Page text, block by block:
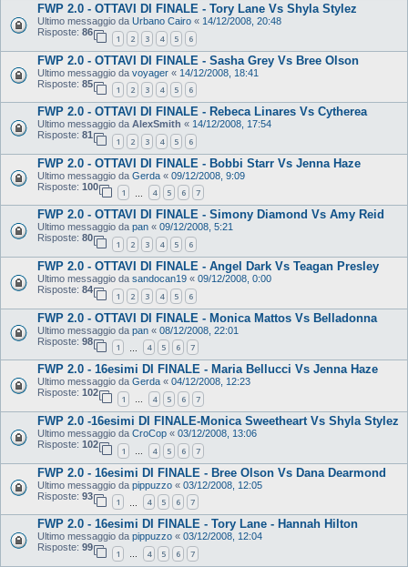
FWP 2.0 - OTTAVI DI FINALE - Tory Lane Vs Shyla Stylez
Ultimo messaggio da Urbano Cairo « 14/12/2008, 20:48
Risposte: 86
1 2 3 4 5 6
FWP 2.0 - OTTAVI DI FINALE - Sasha Grey Vs Bree Olson
Ultimo messaggio da voyager « 14/12/2008, 18:41
Risposte: 85
1 2 3 4 5 6
FWP 2.0 - OTTAVI DI FINALE - Rebeca Linares Vs Cytherea
Ultimo messaggio da AlexSmith « 14/12/2008, 17:54
Risposte: 81
1 2 3 4 5 6
FWP 2.0 - OTTAVI DI FINALE - Bobbi Starr Vs Jenna Haze
Ultimo messaggio da Gerda « 09/12/2008, 9:09
Risposte: 100
1 4 5 6 7
FWP 2.0 - OTTAVI DI FINALE - Simony Diamond Vs Amy Reid
Ultimo messaggio da pan « 09/12/2008, 5:21
Risposte: 80
1 2 3 4 5 6
FWP 2.0 - OTTAVI DI FINALE - Angel Dark Vs Teagan Presley
Ultimo messaggio da sandocan19 « 09/12/2008, 0:00
Risposte: 84
1 2 3 4 5 6
FWP 2.0 - OTTAVI DI FINALE - Monica Mattos Vs Belladonna
Ultimo messaggio da pan « 08/12/2008, 22:01
Risposte: 98
1 4 5 6 7
FWP 2.0 - 16esimi DI FINALE - Maria Bellucci Vs Jenna Haze
Ultimo messaggio da Gerda « 04/12/2008, 12:23
Risposte: 102
1 … 4 5 6 7
FWP 2.0 -16esimi DI FINALE-Monica Sweetheart Vs Shyla Stylez
Ultimo messaggio da CroCop « 03/12/2008, 13:06
Risposte: 102
1 … 4 5 6 7
FWP 2.0 - 16esimi DI FINALE - Bree Olson Vs Dana Dearmond
Ultimo messaggio da pippuzzo « 03/12/2008, 12:05
Risposte: 93
1 4 5 6 7
FWP 2.0 - 16esimi DI FINALE - Tory Lane - Hannah Hilton
Ultimo messaggio da pippuzzo « 03/12/2008, 12:04
Risposte: 99
1 … 4 5 6 7